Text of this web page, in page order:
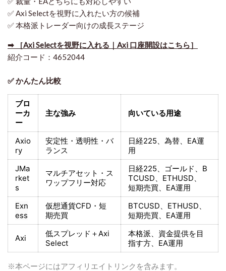
✅ Axi Selectを視野に入れたい方の候補
✅ 本格派トレーダー向けの成長ステージ
➡ ［Axi Selectを視野に入れる｜Axi 口座開設はこちら］
紹介コード：4652044
✅ かんたん比較
ブロ
ーカ
ー
主な強み 向いている用途
Axio
ry
安定性・透明性・バ
ランス
日経225、為替、EA運
用
JMa
rket
s
マルチアセット・ス
ワップフリー対応
日経225、ゴールド、 B
TCUSD、ETHUSD、
短期売買、EA運用
Exn
ess
仮想通貨CFD・短
期売買
BTCUSD、ETHUSD、
短期売買、EA運用
Axi 低スプレッド＋Axi
Select
本格派、資金提供を目
指す方、EA運用
※本ページにはアフィリエイトリンクを含みます。